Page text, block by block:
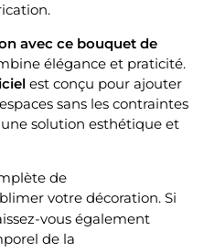
avec ce bouquet de
élégance et praticité.
est conçu pour ajouter
sans les contraintes
solution esthétique et
de
votre décoration. Si
vous également
de la